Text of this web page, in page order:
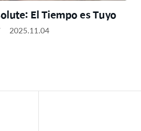
El Tiempo es Tuyo
2025.11.04